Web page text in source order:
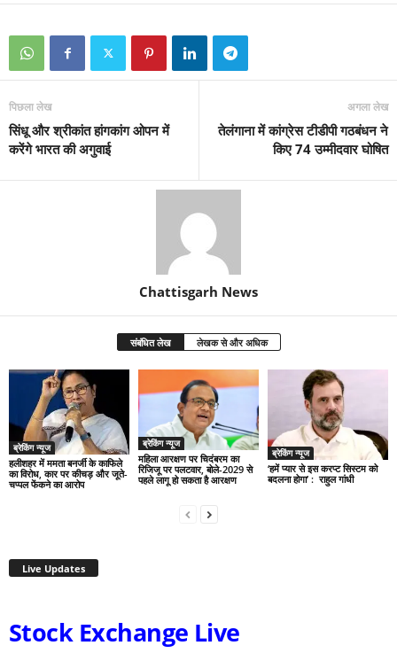
पिछला लेख
सिंधू और श्रीकांत हांगकांग ओपन में
करेंगे भारत की अगुवाई
अगला लेख
तेलंगाना में कांग्रेस टीडीपी गठबंधन ने
किए 74 उम्मीदवार घोषित
Chattisgarh News
संबंधित लेख लेखक से और अधिक
ब्रेकिंग न्यूज
हलीशहर में ममता बनर्जी के काफिले
का विरोध, कार पर कीचड़ और जूते-
चप्पल फेंकने का आरोप
ब्रेकिंग न्यूज
महिला आरक्षण पर चिदंबरम का
रिजिजू पर पलटवार, बोले-2029 से
पहले लागू हो सकता है आरक्षण
ब्रेकिंग न्यूज
‘हमें प्यार से इस करप्ट सिस्टम को
बदलना होगा’ : राहुल गांधी
Live Updates
Stock Exchange Live